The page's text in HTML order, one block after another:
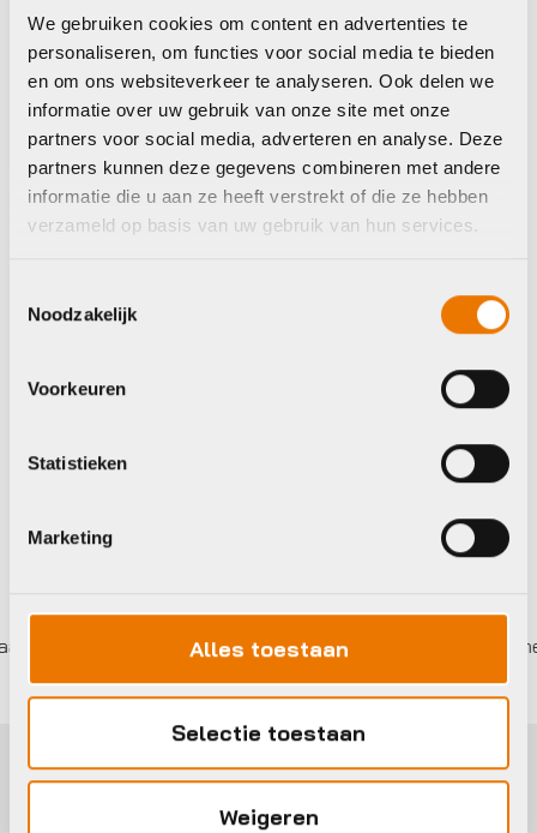
We gebruiken cookies om content en advertenties te
personaliseren, om functies voor social media te bieden
en om ons websiteverkeer te analyseren. Ook delen we
informatie over uw gebruik van onze site met onze
partners voor social media, adverteren en analyse. Deze
partners kunnen deze gegevens combineren met andere
informatie die u aan ze heeft verstrekt of die ze hebben
verzameld op basis van uw gebruik van hun services.
Noodzakelijk
Voorkeuren
Statistieken
Marketing
Alles toestaan
Selectie toestaan
Weigeren
Verlichtingsset
Op voorraad in winkel
Lamp Set Spirit
Op voorraad in winkel
gecertificeerd personeel Bezorgd door heel